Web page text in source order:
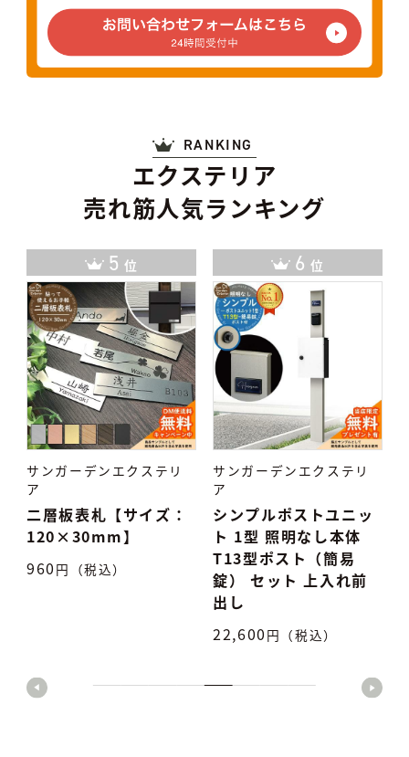
エクステリア
売れ筋人気ランキング
RANKING
6 位
サンガーデンエクステリ
ア
シンプルポストユニッ
ト 1型 照明なし本体
錠） セット 上入れ前
7 位
サンガーデンエクステリ
ア
タイル表札 TiNa ティ
ナ
7,500円（税込）